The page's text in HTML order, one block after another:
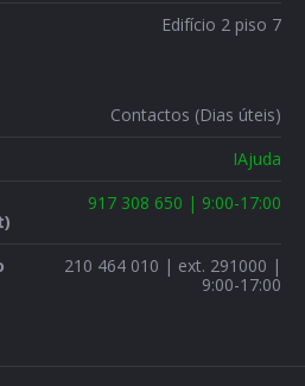
Edifício 2 piso 7
Contactos (Dias úteis)
IAjuda
917 308 650 | 9:00-17:00
210 464 010 | ext. 291000 |
9:00-17:00